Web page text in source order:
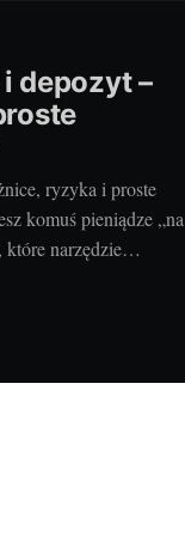
depozyt –
ryzyka i proste
komuś pieniądze „na
narzędzie
potraktuje to
Dobra decyzja na